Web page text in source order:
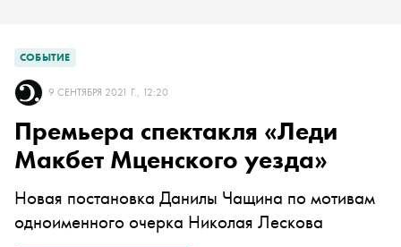
СОБЫТИЕ
9 СЕНТЯБРЯ 2021 Г., 12:20
Премьера спектакля «Леди
Макбет Мценского уезда»
Новая постановка Данилы Чащина по мотивам
одноименного очерка Николая Лескова